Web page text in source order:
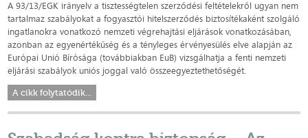
A 93/13/EGK irányelv a tisztességtelen szerződési feltételekről ugyan nem
tartalmaz szabályokat a fogyasztói hitelszerződés biztosítékaként szolgáló
ingatlanokra vonatkozó nemzeti végrehajtási eljárások vonatkozásában,
azonban az egyenértékűség és a tényleges érvényesülés elve alapján az
Európai Unió Bírósága (továbbiakban EuB) vizsgálhatja a fenti nemzeti
eljárási szabályok uniós joggal való összeegyeztethetőségét.
A cikk folytatódik...